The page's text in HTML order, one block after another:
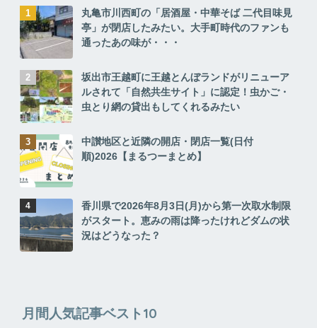
丸亀市川西町の「居酒屋・中華そば 二代目味見
亭」が閉店したみたい。大手町時代のファンも
通ったあの味が・・・
坂出市王越町に王越とんぼランドがリニューア
ルされて「自然共生サイト」に認定！虫かご・
虫とり網の貸出もしてくれるみたい
中讃地区と近隣の開店・閉店一覧(日付
順)2026【まるつーまとめ】
香川県で2026年8月3日(月)から第一次取水制限
がスタート。恵みの雨は降ったけれどダムの状
況はどうなった？
月間人気記事ベスト10